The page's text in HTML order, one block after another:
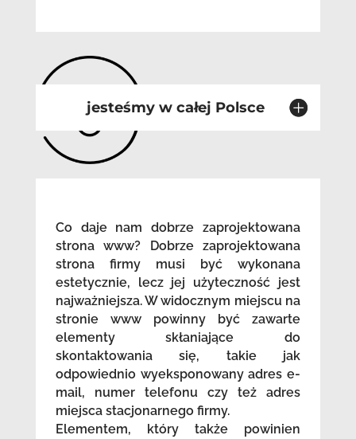
jesteśmy w całej Polsce
Co daje nam dobrze zaprojektowana
strona www? Dobrze zaprojektowana
strona firmy musi być wykonana
estetycznie, lecz jej użyteczność jest
najważniejsza. W widocznym miejscu na
stronie www powinny być zawarte
elementy skłaniające do
skontaktowania się, takie jak
odpowiednio wyeksponowany adres e-
mail, numer telefonu czy też adres
miejsca stacjonarnego firmy.
Elementem, który także powinien